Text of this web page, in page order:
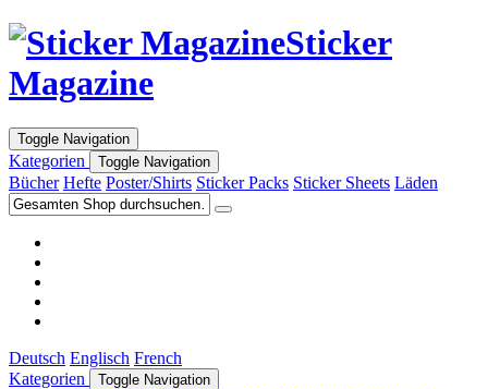
Sticker
Magazine
Toggle Navigation
Kategorien Toggle Navigation
Bücher Hefte Poster/Shirts Sticker Packs Sticker Sheets Läden
Deutsch Englisch French
Kategorien
Toggle Navigation